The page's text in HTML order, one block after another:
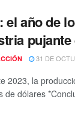
el año de
pujante
31 DE
2023, la
de dólares